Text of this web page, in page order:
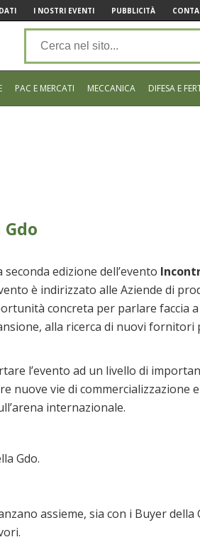
I NOSTRI EVENTI PUBBLICITÀ
PAC E MERCATI MECCANICA DIFESA E
edizione dell’evento
è indirizzato alle Aziende di
concreta per parlare faccia
alla ricerca di nuovi
l’evento ad un livello di
vie di commercializzazione
internazionale.
Gdo.
assieme, sia con i Buyer della